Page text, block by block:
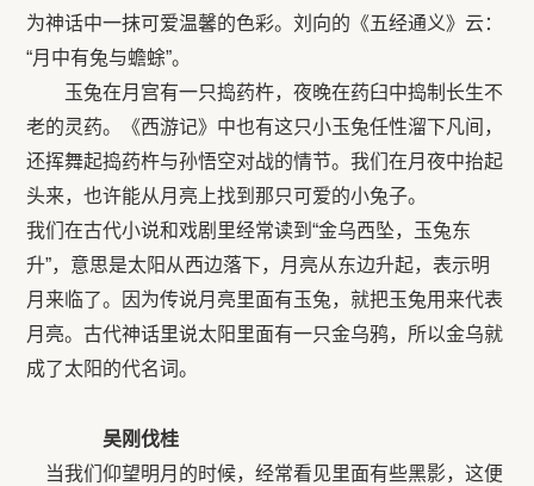
为神话中一抹可爱温馨的色彩。刘向的《五经通义》云：
“月中有兔与蟾蜍”。
玉兔在月宫有一只捣药杵，夜晚在药臼中捣制长生不
老的灵药。《西游记》中也有这只小玉兔任性溜下凡间，
还挥舞起捣药杵与孙悟空对战的情节。我们在月夜中抬起
头来，也许能从月亮上找到那只可爱的小兔子。
我们在古代小说和戏剧里经常读到“金乌西坠，玉兔东
升”，意思是太阳从西边落下，月亮从东边升起，表示明
月来临了。因为传说月亮里面有玉兔，就把玉兔用来代表
月亮。古代神话里说太阳里面有一只金乌鸦，所以金乌就
成了太阳的代名词。
吴刚伐桂
当我们仰望明月的时候，经常看见里面有些黑影，这便